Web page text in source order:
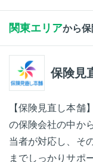
関東エリアから
保険見
【保険見直し本舗
の保険会社の中か
当者が対応し、そ
までしっかりサポ